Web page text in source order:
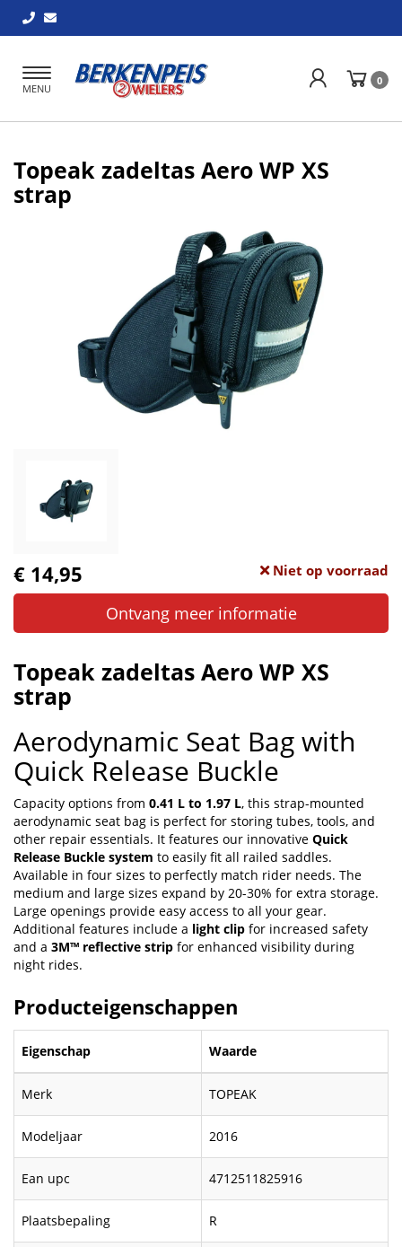
Toggle
navigation
MENU
0
Topeak zadeltas Aero WP XS
strap
€ 14,95 Niet op voorraad
Ontvang meer informatie
Topeak zadeltas Aero WP XS
strap
Aerodynamic Seat Bag with
Quick Release Buckle
Capacity options from 0.41 L to 1.97 L, this strap-mounted
aerodynamic seat bag is perfect for storing tubes, tools, and
other repair essentials. It features our innovative Quick
Release Buckle system to easily fit all railed saddles.
Available in four sizes to perfectly match rider needs. The
medium and large sizes expand by 20-30% for extra storage.
Large openings provide easy access to all your gear.
Additional features include a light clip for increased safety
and a 3M™ reflective strip for enhanced visibility during
night rides.
Producteigenschappen
Eigenschap Waarde
Merk TOPEAK
Modeljaar 2016
Ean upc 4712511825916
Plaatsbepaling R